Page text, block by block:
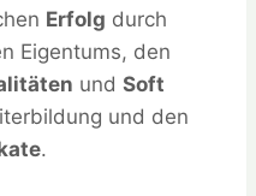
Erfolg durch
Eigentums, den
und Soft
und den
.